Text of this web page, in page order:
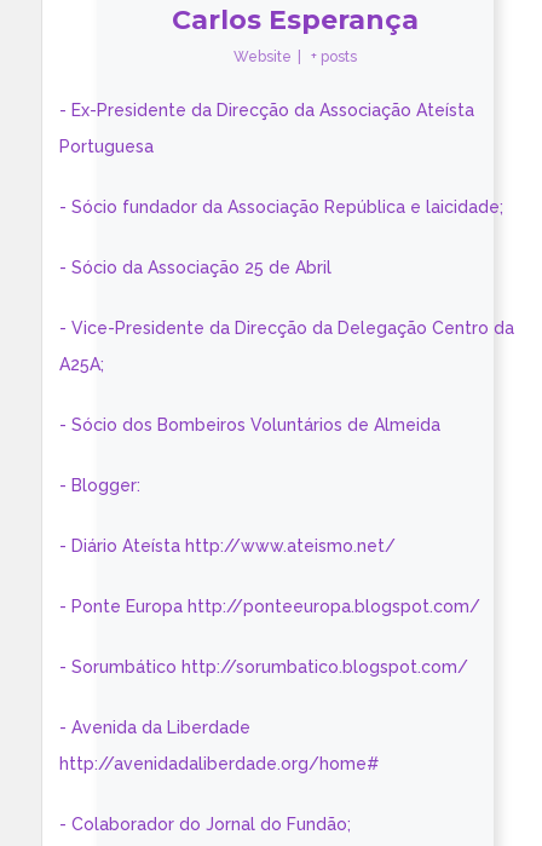
Carlos Esperança
Website + posts
- Ex-Presidente da Direcção da Associação Ateísta
Portuguesa
- Sócio fundador da Associação República e laicidade;
- Sócio da Associação 25 de Abril
- Vice-Presidente da Direcção da Delegação Centro da
A25A;
- Sócio dos Bombeiros Voluntários de Almeida
- Blogger:
- Diário Ateísta http://www.ateismo.net/
- Ponte Europa http://ponteeuropa.blogspot.com/
- Sorumbático http://sorumbatico.blogspot.com/
- Avenida da Liberdade
http://avenidadaliberdade.org/home#
- Colaborador do Jornal do Fundão;